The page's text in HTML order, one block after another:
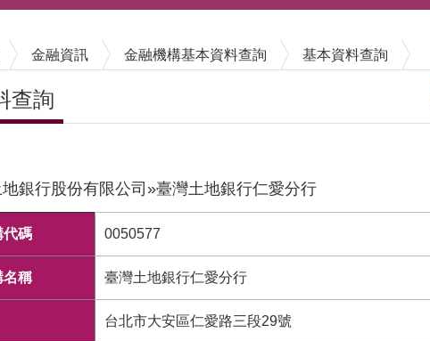
金融資訊 金融機構基本資料查詢 基本資料查詢
查詢
銀行股份有限公司»臺灣土地銀行仁愛分行
代碼 0050577
名稱 臺灣土地銀行仁愛分行
台北市大安區仁愛路三段29號